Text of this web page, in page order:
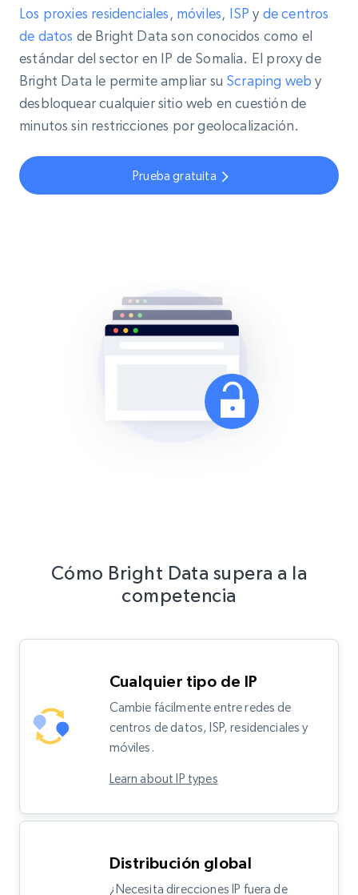
Los proxies residenciales, móviles, ISP y de centros
de datos de Bright Data son conocidos como el
estándar del sector en IP de Somalia. El proxy de
Bright Data le permite ampliar su Scraping web y
desbloquear cualquier sitio web en cuestión de
minutos sin restricciones por geolocalización.
Prueba gratuita
Cómo Bright Data supera a la
competencia
Cualquier tipo de IP
Cambie fácilmente entre redes de
centros de datos, ISP, residenciales y
móviles.
Learn about IP types
Distribución global
¿Necesita direcciones IP fuera de